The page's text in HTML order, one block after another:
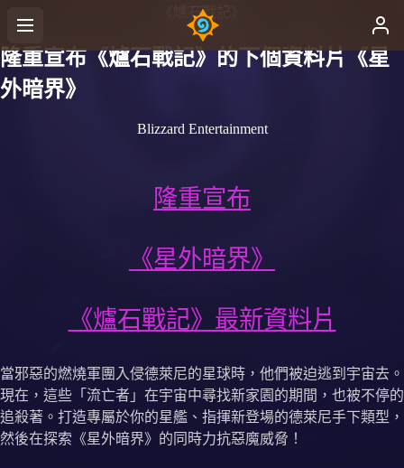
《爐石戰記》
隆重宣布《爐石戰記》的下個資料片《星
外暗界》
Blizzard Entertainment
隆重宣布
《星外暗界》
《爐石戰記》最新資料片
當邪惡的燃燒軍團入侵德萊尼的星球時，他們被迫逃到宇宙去。
現在，這些「流亡者」在宇宙中尋找新家園的期間，也被不停的
追殺著。打造專屬於你的星艦、指揮新登場的德萊尼手下類型，
然後在探索《星外暗界》的同時力抗惡魔威脅！